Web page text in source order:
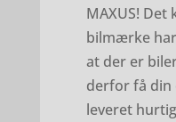
MAXUS! Det
bilmærke
at der er
derfor få din
leveret